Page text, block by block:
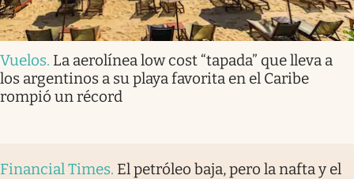
Vuelos. La aerolínea low cost “tapada” que lleva a
los argentinos a su playa favorita en el Caribe
rompió un récord
Financial Times. El petróleo baja, pero la nafta y el